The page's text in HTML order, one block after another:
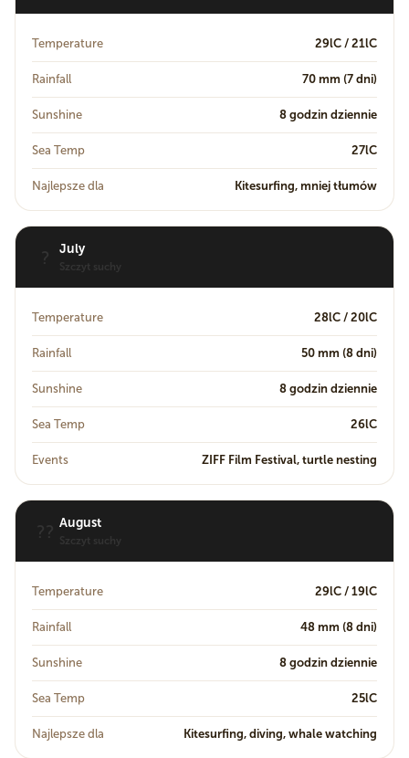
Temperature 29lC / 21lC
Rainfall 70 mm (7 dni)
Sunshine 8 godzin dziennie
Sea Temp 27lC
Najlepsze dla Kitesurfing, mniej tłumów
? July
Temperature 28lC / 20lC
Rainfall 50 mm (8 dni)
Sunshine 8 godzin dziennie
Sea Temp 26lC
Events ZIFF Film Festival, turtle nesting
?? August
Temperature 29lC / 19lC
Rainfall 48 mm (8 dni)
Sunshine 8 godzin dziennie
Sea Temp 25lC
Najlepsze dla Kitesurfing, diving, whale watching